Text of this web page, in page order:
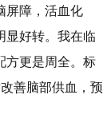
屏障，活血化
显好转。我在临
方更是周全。标
善脑部供血，预